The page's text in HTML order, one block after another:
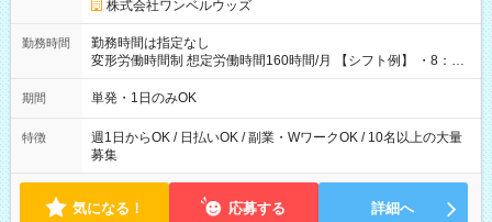
株式会社ワンベルウッズ
勤務時間
勤務時間は指定なし
変形労働時間制 想定労働時間160時間/月 【シフト例】 ・8：00
～21：00
期間 単発・1日のみOK
特徴
週1日からOK / 日払いOK / 副業・WワークOK / 10名以上の大量
募集
気になる！ 応募する 詳細へ